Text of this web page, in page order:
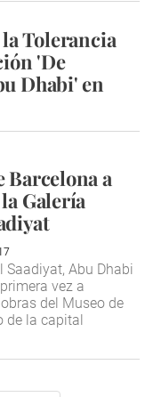
Tolerancia
'De
Dhabi' en
Barcelona a
Galería
Abu Dhabi
vez a
del Museo de
de la capital